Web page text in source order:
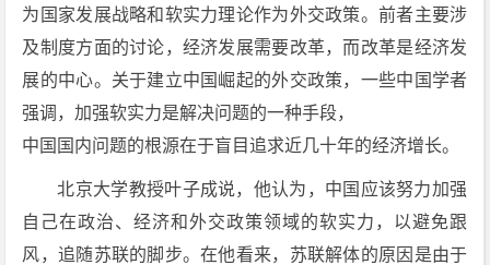
为国家发展战略和软实力理论作为外交政策。前者主要涉
及制度方面的讨论，经济发展需要改革，而改革是经济发
展的中心。关于建立中国崛起的外交政策，一些中国学者
强调，加强软实力是解决问题的一种手段，
中国国内问题的根源在于盲目追求近几十年的经济增长。
北京大学教授叶子成说，他认为，中国应该努力加强
自己在政治、经济和外交政策领域的软实力，以避免跟
风，追随苏联的脚步。在他看来，苏联解体的原因是由于